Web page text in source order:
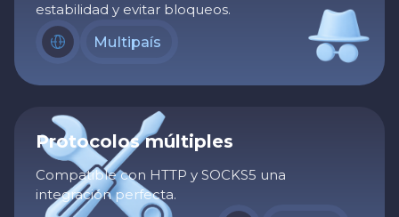
estabilidad y evitar bloqueos.
Multipaís
Protocolos múltiples
Compatible con HTTP y SOCKS5 una
integración perfecta.